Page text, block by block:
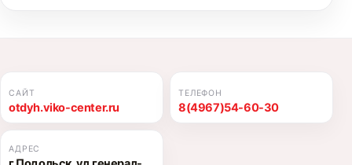
САЙТ
otdyh.viko-center.ru
ТЕЛЕФОН
8(4967)54-60-30
АДРЕС